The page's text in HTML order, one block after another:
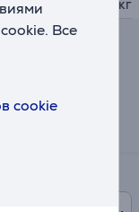
Все
cookie
1,95 кг
платежа